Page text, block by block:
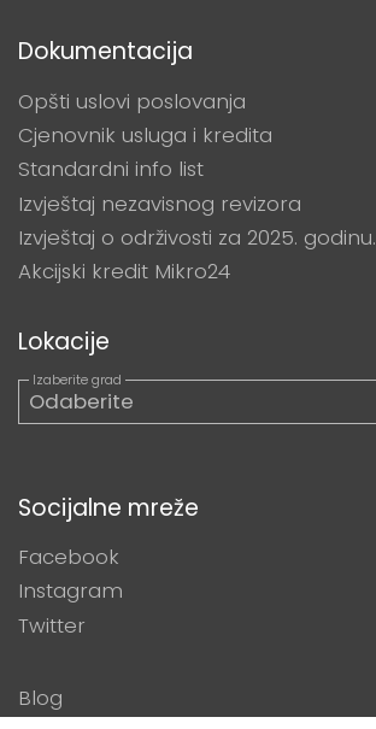
Dokumentacija
Opšti uslovi poslovanja
Cjenovnik usluga i kredita
Standardni info list
Izvještaj nezavisnog revizora
Izvještaj o održivosti za 2025. godinu.
Akcijski kredit Mikro24
Lokacije
Socijalne mreže
Facebook
Instagram
Twitter
Blog